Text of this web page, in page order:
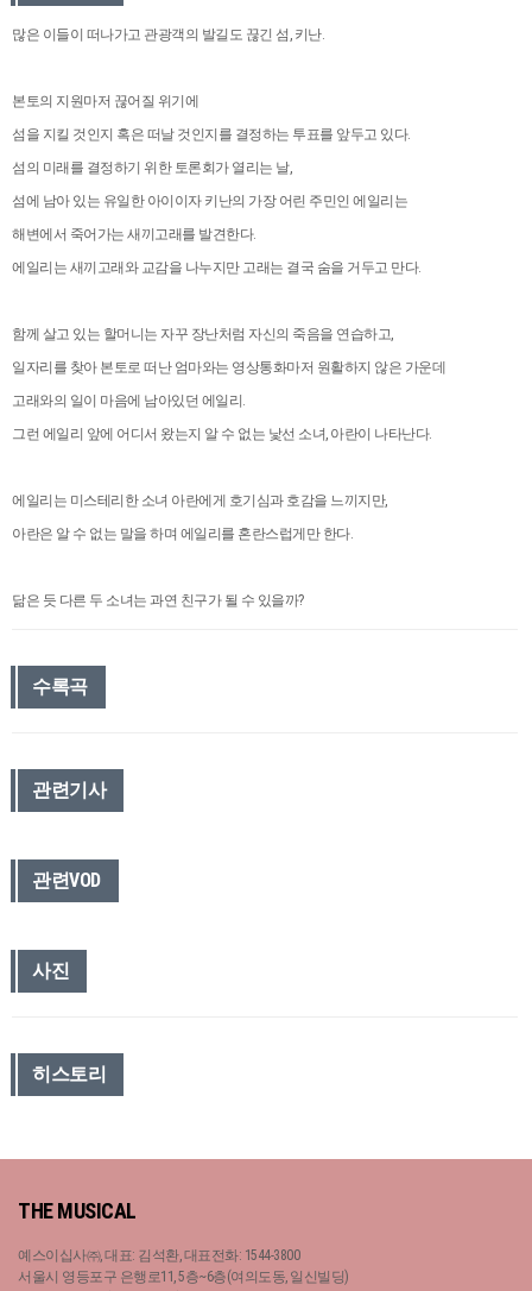
많은 이들이 떠나가고 관광객의 발길도 끊긴 섬, 키난.
본토의 지원마저 끊어질 위기에
섬을 지킬 것인지 혹은 떠날 것인지를 결정하는 투표를 앞두고 있다.
섬의 미래를 결정하기 위한 토론회가 열리는 날,
섬에 남아 있는 유일한 아이이자 키난의 가장 어린 주민인 에일리는
해변에서 죽어가는 새끼고래를 발견한다.
에일리는 새끼고래와 교감을 나누지만 고래는 결국 숨을 거두고 만다.
함께 살고 있는 할머니는 자꾸 장난처럼 자신의 죽음을 연습하고,
일자리를 찾아 본토로 떠난 엄마와는 영상통화마저 원활하지 않은 가운데
고래와의 일이 마음에 남아있던 에일리.
그런 에일리 앞에 어디서 왔는지 알 수 없는 낯선 소녀, 아란이 나타난다.
에일리는 미스테리한 소녀 아란에게 호기심과 호감을 느끼지만,
아란은 알 수 없는 말을 하며 에일리를 혼란스럽게만 한다.
닮은 듯 다른 두 소녀는 과연 친구가 될 수 있을까?
수록곡
관련기사
관련VOD
사진
히스토리
THE MUSICAL
예스이십사㈜, 대표: 김석환, 대표전화: 1544-3800
서울시 영등포구 은행로11, 5층~6층(여의도동, 일신빌딩)